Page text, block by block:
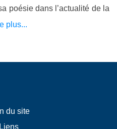
poésie dans l’actualité de la
plus...
du site
Liens